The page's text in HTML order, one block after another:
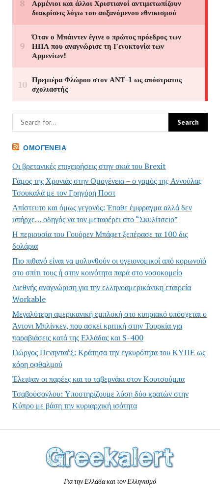
ΟΜΟΓΈΝΕΙΑ
Οι βρετανικές επιχειρήσεις στην σκιά του Brexit
Γάμος της Χρονιάς στην Ομογένεια – ο γαμός της Αννούλας
Τσουκαλά με τον Γρηγόρη Ποστ
Απίστευτο και όμως γεγονός: Έπαθε έμφραγμα αλλά δεν
υπήρχε… οδηγός να τον μεταφέρει στο “Σκυλίτσειο”
Η περιουσία του Γουόρεν Μπάφετ ξεπέρασε τα 100 δις
δολάρια
Πιο πιθανό είναι να μολυνθούν οι υγειονομικοί από κορωνοϊό
στο σπίτι τους ή στην κοινότητα παρά στο νοσοκομείο
Διεθνής αναγνώριση για την ελληνοαμερικάνικη εταιρεία
Workable
Μεγαλύτερη αμερικανική εμπλοκή στο κυπριακό υπόσχεται ο
Άντονι Μπλίνκεν, που ασκεί κριτική στην Τουρκία για
παραβιάσεις κατά της Ελλάδας και S-400
Γιώργος Πενηνταέξ: Κράτησα την εγκυρότητα του ΚΥΠΕ ως
κόρη οφθαλμού
Έλειψαν οι παρέες και το ταβερνάκι στον Κουτσούμπα
Τσαβούσογλου: Υποστηρίζουμε λύση δύο κρατών στην
Κύπρο με βάση την κυριαρχική ισότητα
Για την Ελλάδα και τον Ελληνισμό